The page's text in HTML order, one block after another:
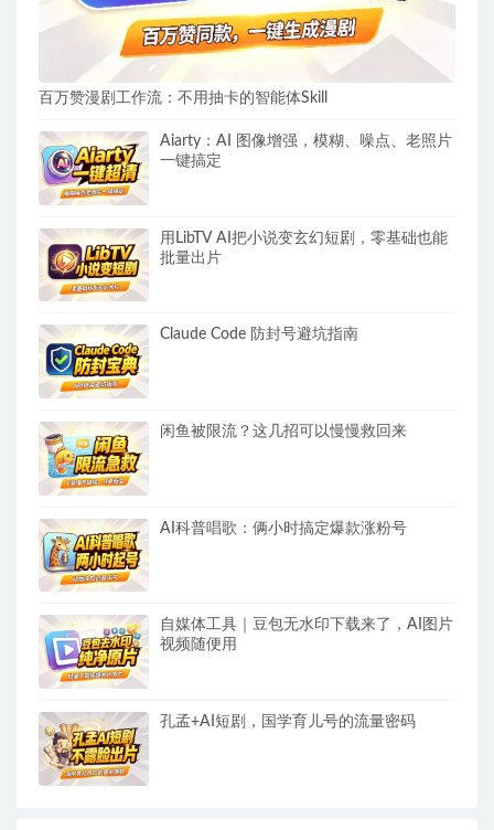
百万赞漫剧工作流：不用抽卡的智能体Skill
Aiarty：AI 图像增强，模糊、噪点、老照片
一键搞定
用LibTV AI把小说变玄幻短剧，零基础也能
批量出片
Claude Code 防封号避坑指南
闲鱼被限流？这几招可以慢慢救回来
AI科普唱歌：俩小时搞定爆款涨粉号
自媒体工具｜豆包无水印下载来了，AI图片
视频随便用
孔孟+AI短剧，国学育儿号的流量密码